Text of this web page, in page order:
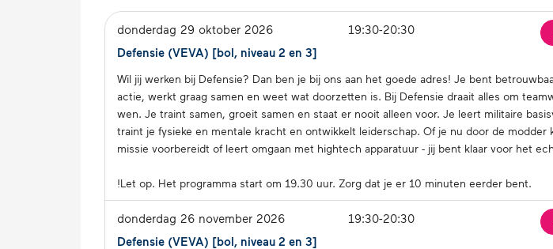
donderdag 29 oktober 2026 19:30-20:30
Defensie (VEVA) [bol, niveau 2 en 3]
Wil jij werken bij Defensie? Dan ben je bij ons aan het goede adres! Je bent
actie, werkt graag samen en weet wat door­zet­ten is. Bij Defensie draait alles om
wen. Je traint samen, groeit samen en staat er nooit alleen voor. Je leert mi­li­tai­re
traint je fysieke en mentale kracht en ont­wik­kelt lei­der­schap. Of je nu door de modder
missie voor­be­reidt of leert omgaan met hightech ap­pa­ra­tuur - jij bent klaar voor het
!Let op. Het programma start om 19.30 uur. Zorg dat je er 10 minuten eerder bent.
donderdag 26 november 2026 19:30-20:30
Defensie (VEVA) [bol, niveau 2 en 3]